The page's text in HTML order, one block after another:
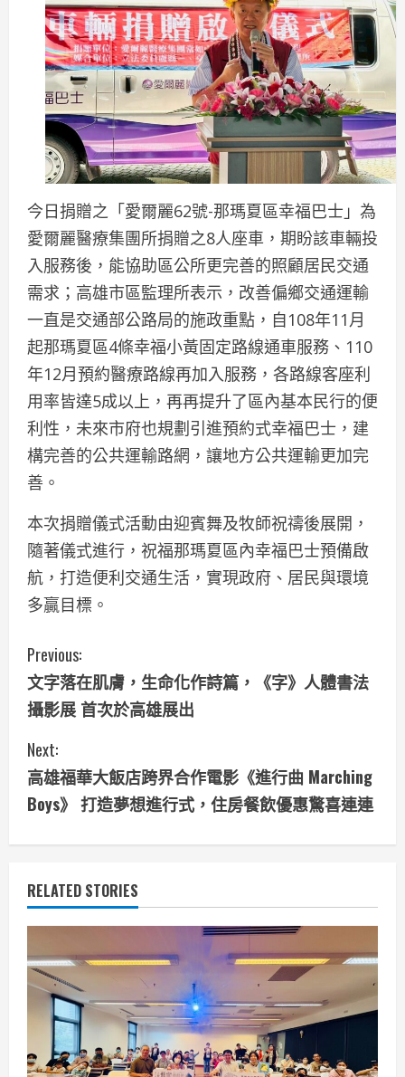
今日捐贈之「愛爾麗62號-那瑪夏區幸福巴士」為
愛爾麗醫療集團所捐贈之8人座車，期盼該車輛投
入服務後，能協助區公所更完善的照顧居民交通
需求；高雄市區監理所表示，改善偏鄉交通運輸
一直是交通部公路局的施政重點，自108年11月
起那瑪夏區4條幸福小黃固定路線通車服務、110
年12月預約醫療路線再加入服務，各路線客座利
用率皆達5成以上，再再提升了區內基本民行的便
利性，未來市府也規劃引進預約式幸福巴士，建
構完善的公共運輸路網，讓地方公共運輸更加完
善。
本次捐贈儀式活動由迎賓舞及牧師祝禱後展開，
隨著儀式進行，祝福那瑪夏區內幸福巴士預備啟
航，打造便利交通生活，實現政府、居民與環境
多贏目標。
C
o
n
t
i
n
u
e
R
e
a
Previous:
文字落在肌膚，生命化作詩篇，《字》人體書法
攝影展 首次於高雄展出
Next:
高雄福華大飯店跨界合作電影《進行曲 Marching
Boys》 打造夢想進行式，住房餐飲優惠驚喜連連
RELATED STORIES